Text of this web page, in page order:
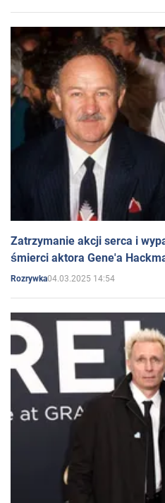
Zatrzymanie akcji serca i
śmierci aktora Gene'a
Rozrywka04.03.2025 14:54